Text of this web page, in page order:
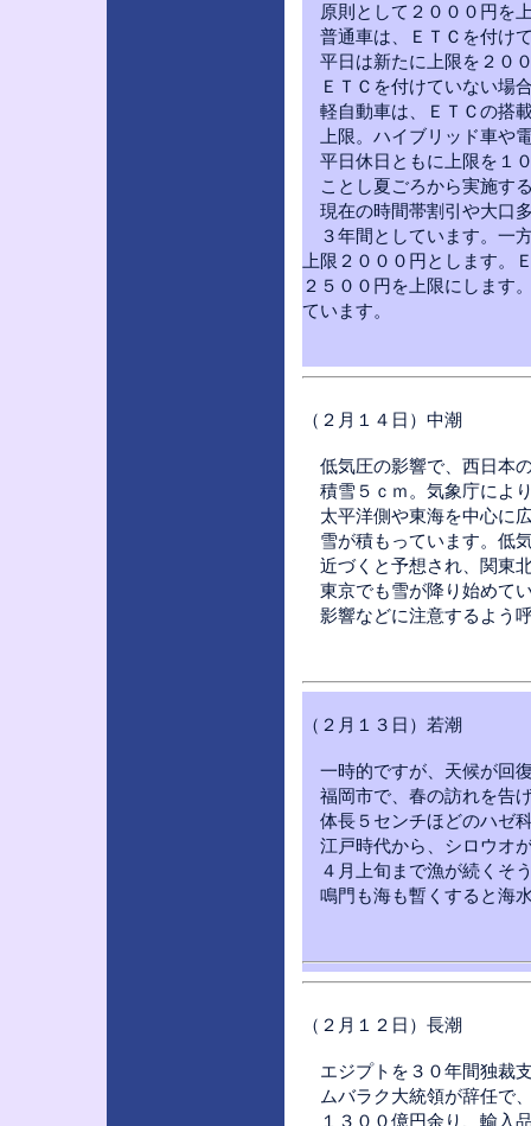
原則として２０００円を
普通車は、ＥＴＣを付け
平日は新たに上限を２０
ＥＴＣを付けていない場
軽自動車は、ＥＴＣの搭
上限。ハイブリッド車や
平日休日ともに上限を１
ことし夏ごろから実施す
現在の時間帯割引や大口
３年間としています。一
上限２０００円とします。
２５００円を上限にします
ています。
（２月１４日）中潮
低気圧の影響で、西日本
積雪５ｃｍ。気象庁によ
太平洋側や東海を中心に
雪が積もっています。低
近づくと予想され、関東
東京でも雪が降り始めて
影響などに注意するよう
（２月１３日）若潮
一時的ですが、天候が回
福岡市で、春の訪れを告
体長５センチほどのハゼ
江戸時代から、シロウオ
４月上旬まで漁が続くそ
鳴門も海も暫くすると海
（２月１２日）長潮
エジプトを３０年間独裁
ムバラク大統領が辞任で
１３００億円余り、輸入